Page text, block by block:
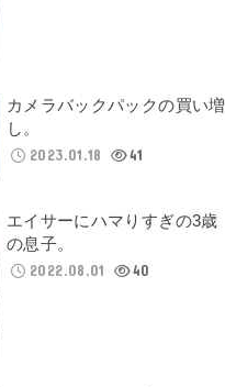
カメラバックパックの買い増
し。
2023.01.18
41
エイサーにハマりすぎの3歳
の息子。
2022.08.01
40